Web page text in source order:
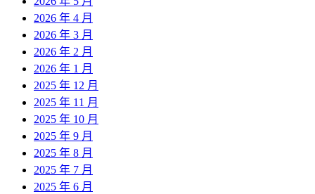
2026 年 4 月
2026 年 3 月
2026 年 2 月
2026 年 1 月
2025 年 12 月
2025 年 11 月
2025 年 10 月
2025 年 9 月
2025 年 8 月
2025 年 7 月
2025 年 6 月